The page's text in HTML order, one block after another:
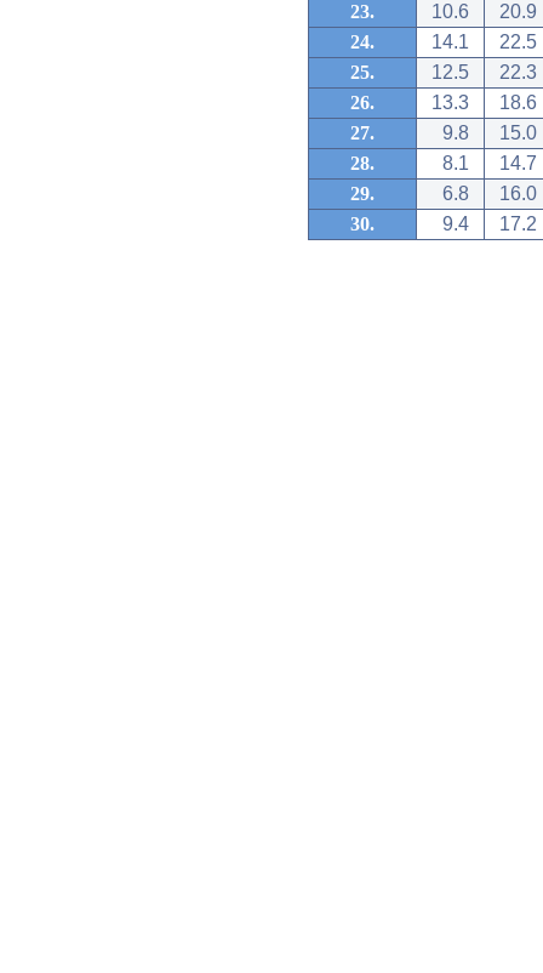
23.
10.6
20.9
24.
14.1
22.5
25.
12.5
22.3
26.
13.3
18.6
27.
9.8
15.0
28.
8.1
14.7
29.
6.8
16.0
30.
9.4 17.2